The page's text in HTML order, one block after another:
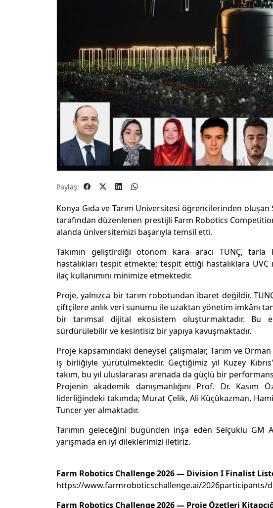
Paylaş:
Konya Gıda ve Tarım Üniversitesi öğrencilerinden
tarafından düzenlenen prestijli Farm Robotics
alanda üniversitemizi başarıyla temsil etti.
Takımın geliştirdiği otonom kara aracı TUNÇ,
hastalıkları tespit etmekte; tespit ettiği hastalıklara
ilaç kullanımını minimize etmektedir.
Proje, yalnızca bir tarım robotundan ibaret değildir.
çiftçilere anlık veri sunumu ile uzaktan yönetim imkânı
bir tarımsal dijital ekosistem oluşturmaktadır. Bu
sürdürülebilir ve kesintisiz bir yapıya kavuşmaktadır.
Proje kapsamındaki deneysel çalışmalar, Tarım ve
iş birliğiyle yürütülmektedir. Geçtiğimiz yıl Kuzey
takım, bu yıl uluslararası arenada da güçlü bir
Projenin akademik danışmanlığını Prof. Dr.
liderliğindeki takımda; Murat Çelik, Ali Küçükazman,
Tuncer yer almaktadır.
Tarımın geleceğini bugünden inşa eden Selçuklu GM
yarışmada en iyi dileklerimizi iletiriz.
Farm Robotics Challenge 2026 — Division I Finalist
https://www.farmroboticschallenge.ai/2026participants/
Farm Robotics Challenge 2026 — Proje Özetleri